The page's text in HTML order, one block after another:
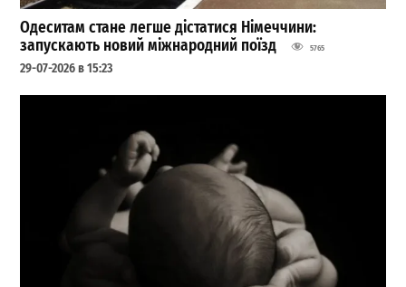
Одеситам стане легше дістатися Німеччини:
запускають новий міжнародний поїзд
5765
29-07-2026 в 15:23